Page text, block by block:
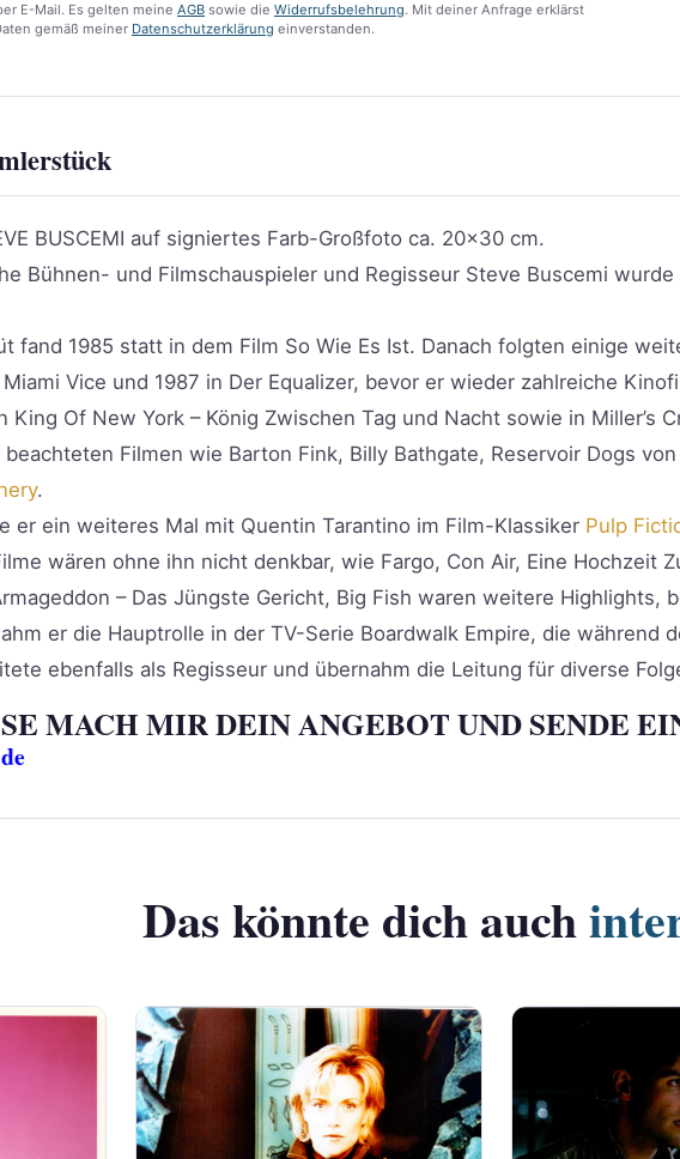
E-Mail. Es gelten meine AGB sowie die Widerrufsbelehrung. Mit deiner Anfrage erklärst
gemäß meiner Datenschutzerklärung einverstanden.
BUSCEMI auf signiertes Farb-Großfoto ca. 20×30 cm.
Bühnen- und Filmschauspieler und Regisseur Steve Buscemi
fand 1985 statt in dem Film So Wie Es Ist. Danach folgten einige
Vice und 1987 in Der Equalizer, bevor er wieder zahlreiche
King Of New York – König Zwischen Tag und Nacht sowie in Miller’s
Filmen wie Barton Fink, Billy Bathgate, Reservoir Dogs
.
er ein weiteres Mal mit Quentin Tarantino im Film-Klassiker Pulp
wären ohne ihn nicht denkbar, wie Fargo, Con Air, Eine Hochzeit
– Das Jüngste Gericht, Big Fish waren weitere Highlights,
er die Hauptrolle in der TV-Serie Boardwalk Empire, die während
ebenfalls als Regisseur und übernahm die Leitung für diverse
MACH MIR DEIN ANGEBOT UND SENDE
Das könnte dich auch